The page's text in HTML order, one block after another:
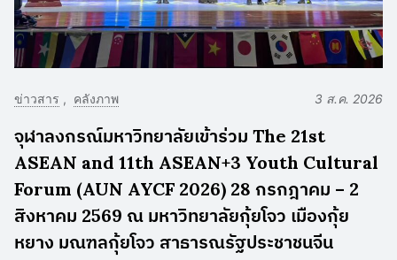
ข่าวสาร คลังภาพ 3 ส.ค. 2026
จุฬาลงกรณ์มหาวิทยาลัยเข้าร่วม The 21st
ASEAN and 11th ASEAN+3 Youth Cultural
Forum (AUN AYCF 2026) 28 กรกฎาคม – 2
สิงหาคม 2569 ณ มหาวิทยาลัยกุ้ยโจว เมืองกุ้ย
หยาง มณฑลกุ้ยโจว สาธารณรัฐประชาชนจีน